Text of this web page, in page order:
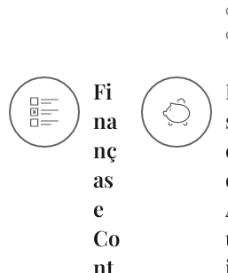
Fi
na
nç
as
e
Co
nt